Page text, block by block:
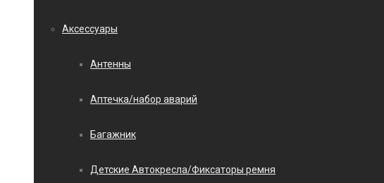
Аксессуары
Антенны
Аптечка/набор аварий
Багажник
Детские Автокресла/Фиксаторы ремня